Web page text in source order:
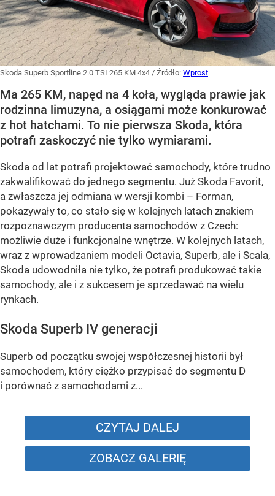
Skoda Superb Sportline 2.0 TSI 265 KM 4x4 / Źródło: Wprost
Ma 265 KM, napęd na 4 koła, wygląda prawie jak
rodzinna limuzyna, a osiągami może konkurować
z hot hatchami. To nie pierwsza Skoda, która
potrafi zaskoczyć nie tylko wymiarami.
Skoda od lat potrafi projektować samochody, które trudno
zakwalifikować do jednego segmentu. Już Skoda Favorit,
a zwłaszcza jej odmiana w wersji kombi – Forman,
pokazywały to, co stało się w kolejnych latach znakiem
rozpoznawczym producenta samochodów z Czech:
możliwie duże i funkcjonalne wnętrze. W kolejnych latach,
wraz z wprowadzaniem modeli Octavia, Superb, ale i Scala,
Skoda udowodniła nie tylko, że potrafi produkować takie
samochody, ale i z sukcesem je sprzedawać na wielu
rynkach.
Skoda Superb IV generacji
Superb od początku swojej współczesnej historii był
samochodem, który ciężko przypisać do segmentu D
i porównać z samochodami z...
CZYTAJ DALEJ
ZOBACZ GALERIĘ